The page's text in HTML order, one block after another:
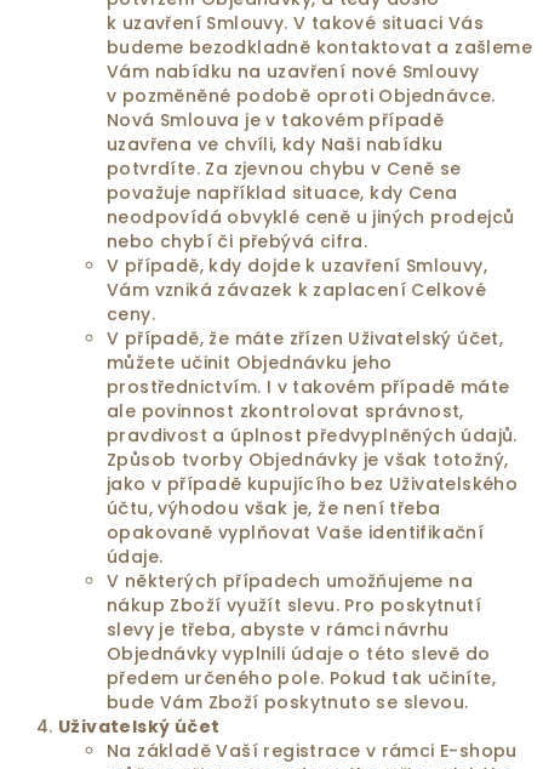
k uzavření Smlouvy. V takové situaci Vás
budeme bezodkladně kontaktovat a zašleme
Vám nabídku na uzavření nové Smlouvy
v pozměněné podobě oproti Objednávce.
Nová Smlouva je v takovém případě
uzavřena ve chvíli, kdy Naši nabídku
potvrdíte. Za zjevnou chybu v Ceně se
považuje například situace, kdy Cena
neodpovídá obvyklé ceně u jiných prodejců
nebo chybí či přebývá cifra.
V případě, kdy dojde k uzavření Smlouvy,
Vám vzniká závazek k zaplacení Celkové
ceny.
V případě, že máte zřízen Uživatelský účet,
můžete učinit Objednávku jeho
prostřednictvím. I v takovém případě máte
ale povinnost zkontrolovat správnost,
pravdivost a úplnost předvyplněných údajů.
Způsob tvorby Objednávky je však totožný,
jako v případě kupujícího bez Uživatelského
účtu, výhodou však je, že není třeba
opakovaně vyplňovat Vaše identifikační
údaje.
V některých případech umožňujeme na
nákup Zboží využít slevu. Pro poskytnutí
slevy je třeba, abyste v rámci návrhu
Objednávky vyplnili údaje o této slevě do
předem určeného pole. Pokud tak učiníte,
bude Vám Zboží poskytnuto se slevou.
Uživatelský účet
Na základě Vaší registrace v rámci E-shopu